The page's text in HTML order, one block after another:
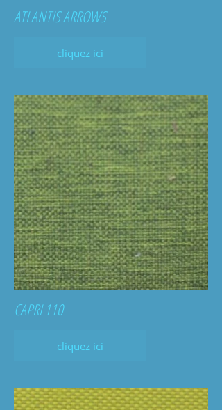
ATLANTIS ARROWS
cliquez ici
CAPRI 110
cliquez ici